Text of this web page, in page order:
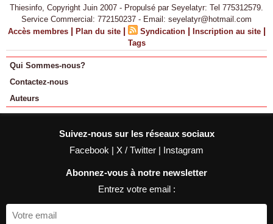
Thiesinfo, Copyright Juin 2007 - Propulsé par Seyelatyr: Tel 775312579.
Service Commercial: 772150237 - Email: seyelatyr@hotmail.com
Accès membres | Plan du site | Syndication | Inscription au site |
Tags
Qui Sommes-nous?
Contactez-nous
Auteurs
Suivez-nous sur les réseaux sociaux
Facebook | X / Twitter | Instagram
Abonnez-vous à notre newsletter
Entrez votre email :